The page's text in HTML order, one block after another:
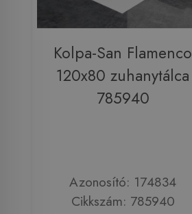
Kolpa-San Flamenco
120x80 zuhanytálca
785940
Azonosító: 174834
Cikkszám: 785940